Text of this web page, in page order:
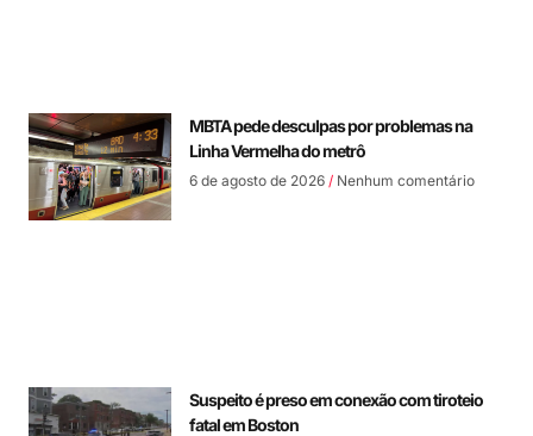
MBTA pede desculpas por problemas na
Linha Vermelha do metrô
6 de agosto de 2026 Nenhum comentário
Suspeito é preso em conexão com tiroteio
fatal em Boston